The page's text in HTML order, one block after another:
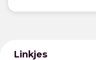
Linkjes